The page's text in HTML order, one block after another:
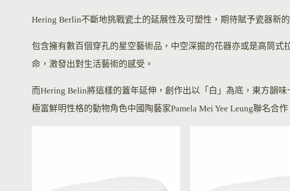
Hering Berlin不斷地挑戰瓷土的延展性及可塑性，期待賦予瓷器新
包含擁有數百個穿孔的星空藝術品，中空深掘的花器亦或是高筒
命，激發出對生活藝術的感受。
而Hering Belin將這樣的蓋年延伸，創作出以「白」為底，東方韻
極富鮮明性格的動物角色中國陶藝家Pamela Mei Yee Leung聯名合